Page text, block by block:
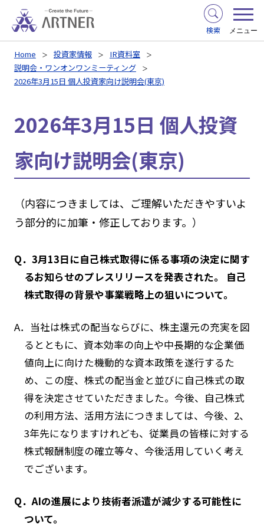
検索 メニュー
Home 投資家情報
IR資料室
説明会・ワンオンワンミーティング
2026年3月15日 個人投資家向け説明会(東京)
2026年3月15日 個人投資
家向け説明会(東京)
（内容につきましては、ご理解いただきやすいよ
う部分的に加筆・修正しております。）
Q．3月13日に自己株式取得に係る事項の決定に関す
るお知らせのプレスリリースを発表された。 自己
株式取得の背景や事業戦略上の狙いについて。
A．当社は株式の配当ならびに、株主還元の充実を図
るとともに、資本効率の向上や中長期的な企業価
値向上に向けた機動的な資本政策を遂行するた
め、この度、株式の配当金と並びに自己株式の取
得を決定させていただきました。今後、自己株式
の利用方法、活用方法につきましては、今後、2、
3年先になりますけれども、従業員の皆様に対する
株式報酬制度の確立等々、今後活用していく考え
でございます。
Q．AIの進展により技術者派遣が減少する可能性に
ついて。